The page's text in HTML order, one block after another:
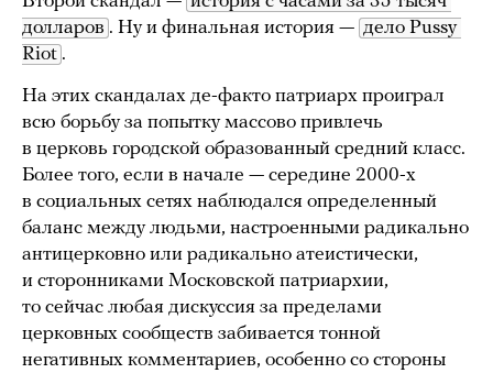
долларов . Ну и финальная история — дело Pussy
Riot .
На этих скандалах де-факто патриарх проиграл
всю борьбу за попытку массово привлечь
в церковь городской образованный средний класс.
Более того, если в начале — середине 2000-х
в социальных сетях наблюдался определенный
баланс между людьми, настроенными радикально
антицерковно или радикально атеистически,
и сторонниками Московской патриархии,
то сейчас любая дискуссия за пределами
церковных сообществ забивается тонной
негативных комментариев, особенно со стороны